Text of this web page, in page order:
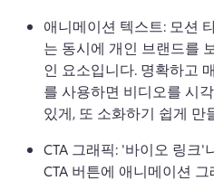
애니메이션 텍스트: 모션
는 동시에 개인 브랜드를
인 요소입니다. 명확하고
를 사용하면 비디오를 시
있게, 또 소화하기 쉽게 만
CTA 그래픽: '바이오 링크
CTA 버튼에 애니메이션